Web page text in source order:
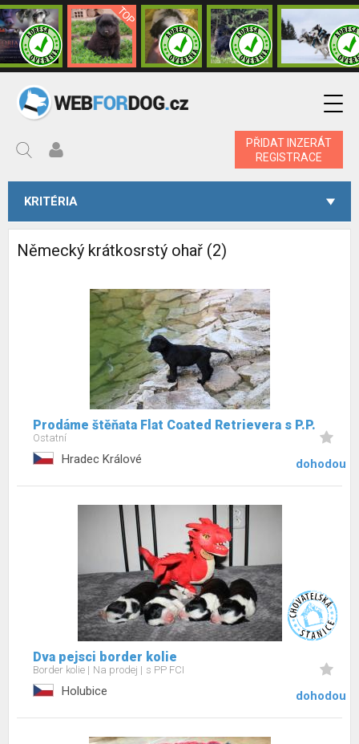
PŘIDAT INZERÁT
REGISTRACE
KRITÉRIA
Německý krátkosrstý ohař (2)
Prodáme štěňata Flat Coated Retrievera s P.P.
Ostatní
Hradec Králové dohodou
Dva pejsci border kolie
Border kolie Na prodej s PP FCI
Holubice dohodou